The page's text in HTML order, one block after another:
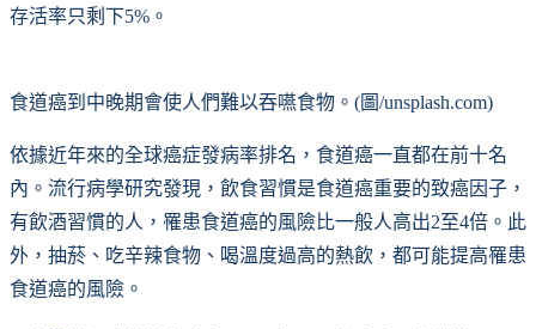
存活率只剩下5%。
食道癌到中晚期會使人們難以吞嚥食物。(圖/unsplash.com)
依據近年來的全球癌症發病率排名，食道癌一直都在前十名
內。流行病學研究發現，飲食習慣是食道癌重要的致癌因子，
有飲酒習慣的人，罹患食道癌的風險比一般人高出2至4倍。此
外，抽菸、吃辛辣食物、喝溫度過高的熱飲，都可能提高罹患
食道癌的風險。